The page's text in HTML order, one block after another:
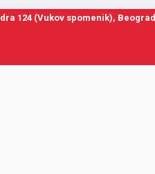
124 (Vukov spomenik), Beograd